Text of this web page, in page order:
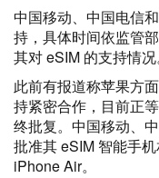
中国移动、中国电信
持，具体时间依监管
其对 eSIM 的支持情况
此前有报道称苹果方
持紧密合作，目前正
终批复。中国移动、
批准其 eSIM 智能手
iPhone Air。